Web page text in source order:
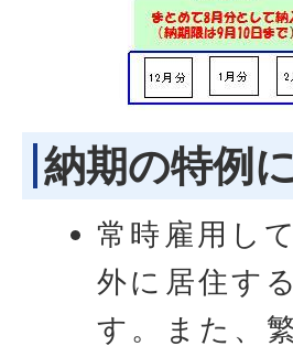
納期の特例
常時雇用し
外に居住す
す。また、